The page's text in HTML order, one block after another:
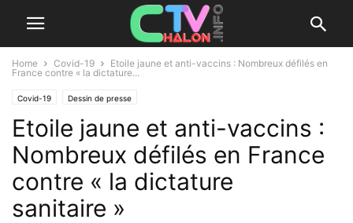
Home Covid-19
Etoile jaune et anti-vaccins : Nombreux défilés en
France contre « la dictature...
Covid-19 Dessin de presse
Etoile jaune et anti-vaccins :
Nombreux défilés en France
contre « la dictature
sanitaire »